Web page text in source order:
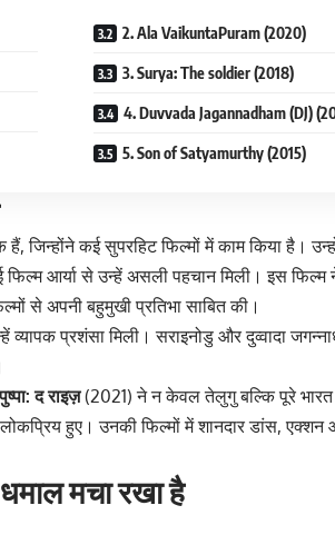
2. Ala VaikuntaPuram (2020)
3. Surya: The soldier (2018)
4. Duvvada Jagannadham (DJ)
5. Son of Satyamurthy (2015)
कई सुपरहिट फिल्मों में काम किया है।
आर्या से उन्हें असली पहचान मिली। इस फिल्म
से अपनी बहुमुखी प्रतिभा साबित की।
प्रशंसा मिली। सराइनोडु और दुव्वादा
पुष्पा: द राइज़(2021) ने न केवल तेलुगु बल्कि पूरे भारत
हुए। उनकी फिल्मों में शानदार डांस, एक्शन
मचा रखा है